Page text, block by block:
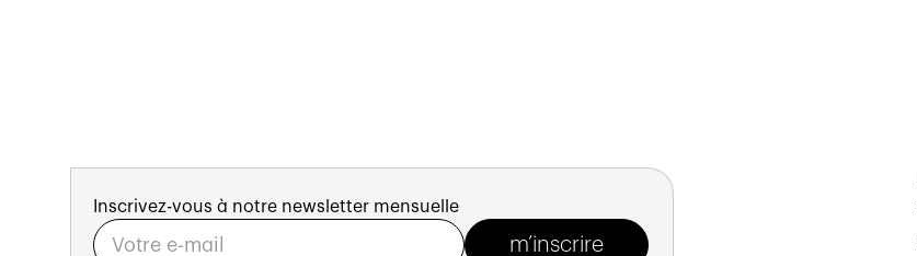
Inscrivez-vous à notre newsletter mensuelle